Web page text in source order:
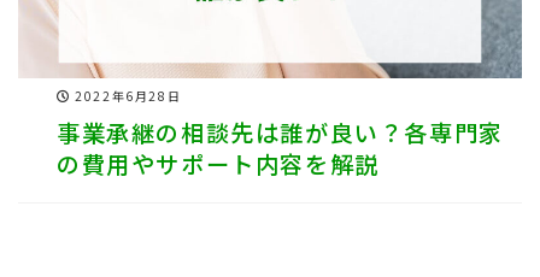
2022年6月28日
事業承継の相談先は誰が良い？各専門家
の費用やサポート内容を解説